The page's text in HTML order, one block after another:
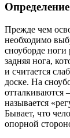
Прежде чем
необходимо
сноуборде ноги
задняя нога,
и считается
доске. На
отталкиваются
называется
Бывает, что
опорной